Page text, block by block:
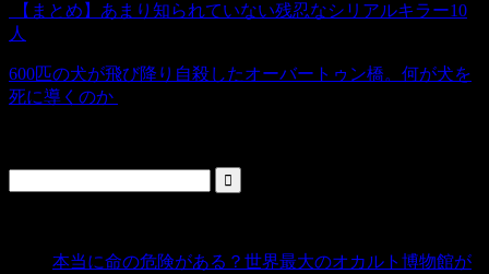
【まとめ】あまり知られていない残忍なシリアルキラー10
人
600匹の犬が飛び降り自殺したオーバートゥン橋。何が犬を
死に導くのか
本当に命の危険がある？世界最大のオカルト博物館が